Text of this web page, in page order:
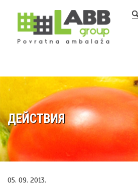
ДЕЙСТВИЯ
05. 09. 2013.